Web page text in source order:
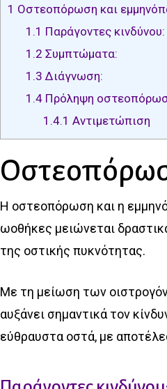
1 Οστεοπόρωση και
1.1 Παράγοντες κινδύνου:
1.2 Συμπτώματα:
1.3 Διάγνωση:
1.4Πρόληψη
1.4.1 Αντιμετώπιση
Η οστεοπόρωση και η
ωοθήκες μειώνεται
της οστικής πυκνότητας.
Με τη μείωση των
αυξάνει σημαντικά τον
εύθραυστα οστά, με